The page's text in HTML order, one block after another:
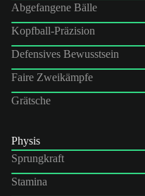
Abgefangene Bälle
Kopfball-Präzision
Defensives Bewusstsein
Faire Zweikämpfe
Grätsche
Physis
Sprungkraft
Stamina